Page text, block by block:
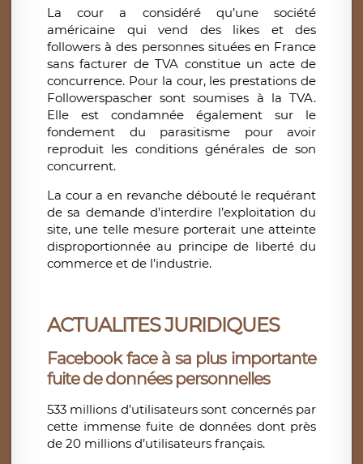
La cour a considéré qu’une société
américaine qui vend des likes et des
followers à des personnes situées en France
sans facturer de TVA constitue un acte de
concurrence. Pour la cour, les prestations de
Followerspascher sont soumises à la TVA.
Elle est condamnée également sur le
fondement du parasitisme pour avoir
reproduit les conditions générales de son
concurrent.
La cour a en revanche débouté le requérant
de sa demande d’interdire l’exploitation du
site, une telle mesure porterait une atteinte
disproportionnée au principe de liberté du
commerce et de l’industrie.
ACTUALITES JURIDIQUES
Facebook face à sa plus importante
fuite de données personnelles
533 millions d’utilisateurs sont concernés par
cette immense fuite de données dont près
de 20 millions d’utilisateurs français.